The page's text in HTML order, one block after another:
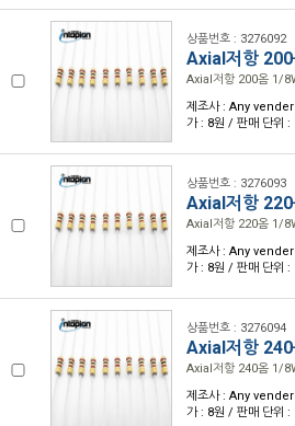
상품번호 : 3276092
Axial저항
Axial저항 200옴 1/
제조사 : Any
가 : 8원 / 판매 단위 :
상품번호 : 3276093
Axial저항
Axial저항 220옴 1/
제조사 : Any
가 : 8원 / 판매 단위 :
상품번호 : 3276094
Axial저항
Axial저항 240옴 1/
제조사 : Any
가 : 8원 / 판매 단위 :